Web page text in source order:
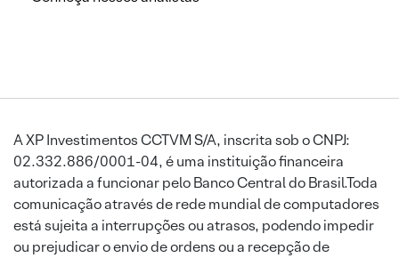
A XP Investimentos CCTVM S/A, inscrita sob o CNPJ:
02.332.886/0001-04, é uma instituição financeira
autorizada a funcionar pelo Banco Central do Brasil.Toda
comunicação através de rede mundial de computadores
está sujeita a interrupções ou atrasos, podendo impedir
ou prejudicar o envio de ordens ou a recepção de